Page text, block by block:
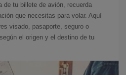
de tu billete de avión, recuerda
que necesitas para volar. Aquí
visado, pasaporte, seguro o
el origen y el destino de tu